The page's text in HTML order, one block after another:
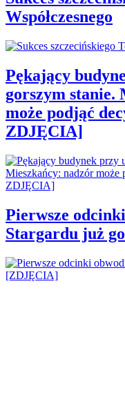
Współczesnego
Pękający
gorszym stanie.
może podjąć
ZDJĘCIA]
Pierwsze
Stargardu już